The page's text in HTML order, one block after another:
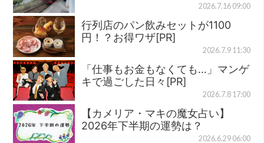
2026.7.16 09:00
行列店のパン飲みセットが1100
円！？お得ワザ[PR]
2026.7.9 11:30
「仕事もお金もなくても…」マンゲ
キで過ごした日々[PR]
2026.7.8 17:00
【カメリア・マキの魔女占い】
2026年下半期の運勢は？
2026.6.29 06:00